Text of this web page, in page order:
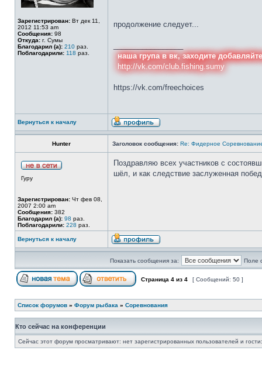
Зарегистрирован: Вт дек 11,
2012 11:53 am
Сообщения: 98
Откуда: г. Сумы
Благодарил (а): 210 раз.
Поблагодарили: 118 раз.
продолжение следует...
наша група в вк, заходите
http://vk.com/club.fishing.sumy
https://vk.com/freechoices
Вернуться к началу
Hunter Заголовок сообщения: Re: Фидерное
Гуру
Зарегистрирован: Чт фев 08,
2007 2:00 am
Сообщения: 382
Благодарил (а): 98 раз.
Поблагодарили: 228 раз.
Поздравляю всех участников с
шёл, и как следствие заслуженная
Вернуться к началу
Показать сообщения за: Поле
Страница 4 из 4 [ Сообщений: 50 ]
Список форумов » Форум рыбака » Соревнования
Кто сейчас на конференции
Сейчас этот форум просматривают: нет зарегистрированных пользователей и